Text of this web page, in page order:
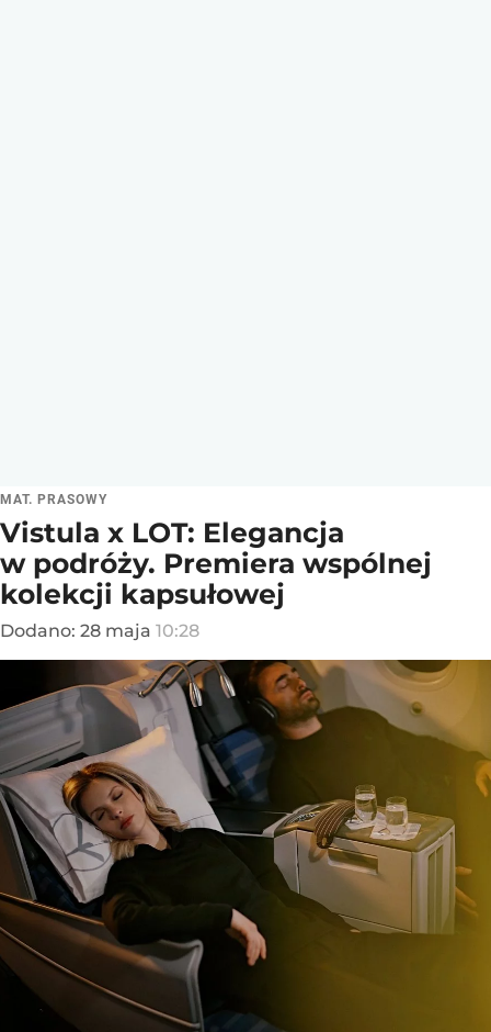
MAT. PRASOWY
Vistula x LOT: Elegancja
w podróży. Premiera wspólnej
kolekcji kapsułowej
Dodano: 28 maja 10:28